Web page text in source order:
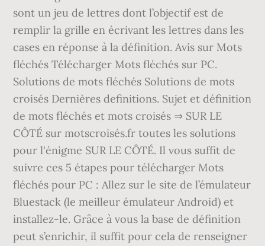
sont un jeu de lettres dont l’objectif est de
remplir la grille en écrivant les lettres dans les
cases en réponse à la définition. Avis sur Mots
fléchés Télécharger Mots fléchés sur PC.
Solutions de mots fléchés Solutions de mots
croisés Dernières definitions. Sujet et définition
de mots fléchés et mots croisés ⇒ SUR LE
CÔTÉ sur motscroisés.fr toutes les solutions
pour l'énigme SUR LE CÔTÉ. Il vous suffit de
suivre ces 5 étapes pour télécharger Mots
fléchés pour PC : Allez sur le site de l’émulateur
Bluestack (le meilleur émulateur Android) et
installez-le. Grâce à vous la base de définition
peut s’enrichir, il suffit pour cela de renseigner